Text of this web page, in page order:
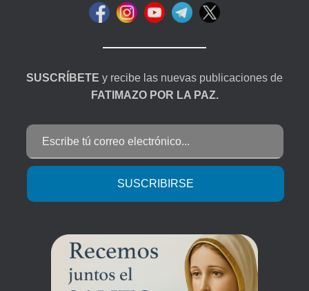
SUSCRÍBETE y recibe las nuevas publicaciones de
FATIMAZO POR LA PAZ.
SUSCRIBIRSE